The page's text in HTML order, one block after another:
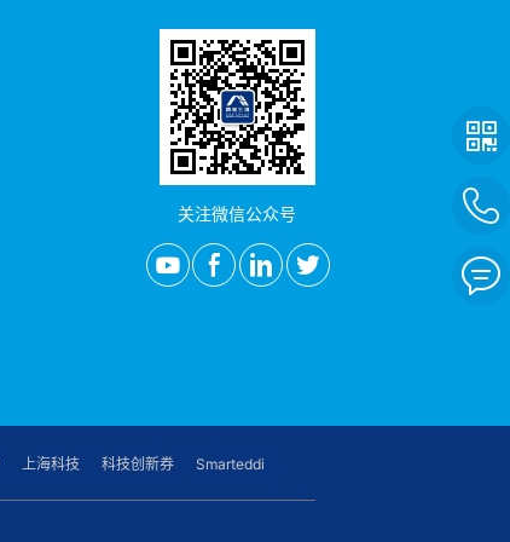
关注微信公众号
上海科技 科技创新券 Smarteddi